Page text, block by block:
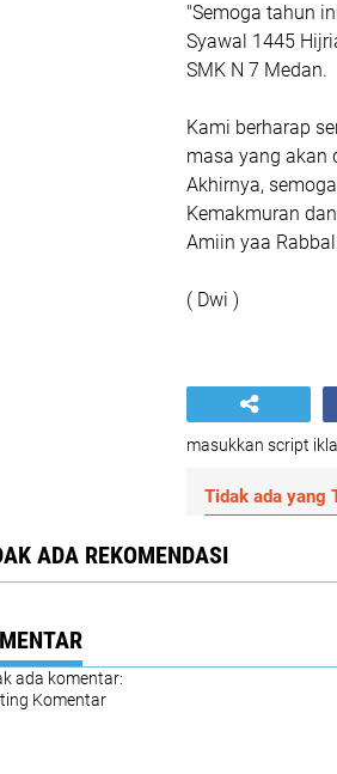
"Semoga tahun
Syawal 1445
SMK N 7 Medan.
Kami berharap
masa yang akan
Akhirnya,
Kemakmuran
Amiin yaa
( Dwi )
masukkan script
Tidak ada yang
ADA REKOMENDASI
ada komentar:
Komentar